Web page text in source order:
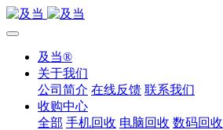
及当®
关于我们
公司简介 在线反馈 联系我们
收购中心
全部 手机回收 电脑回收 数码回收